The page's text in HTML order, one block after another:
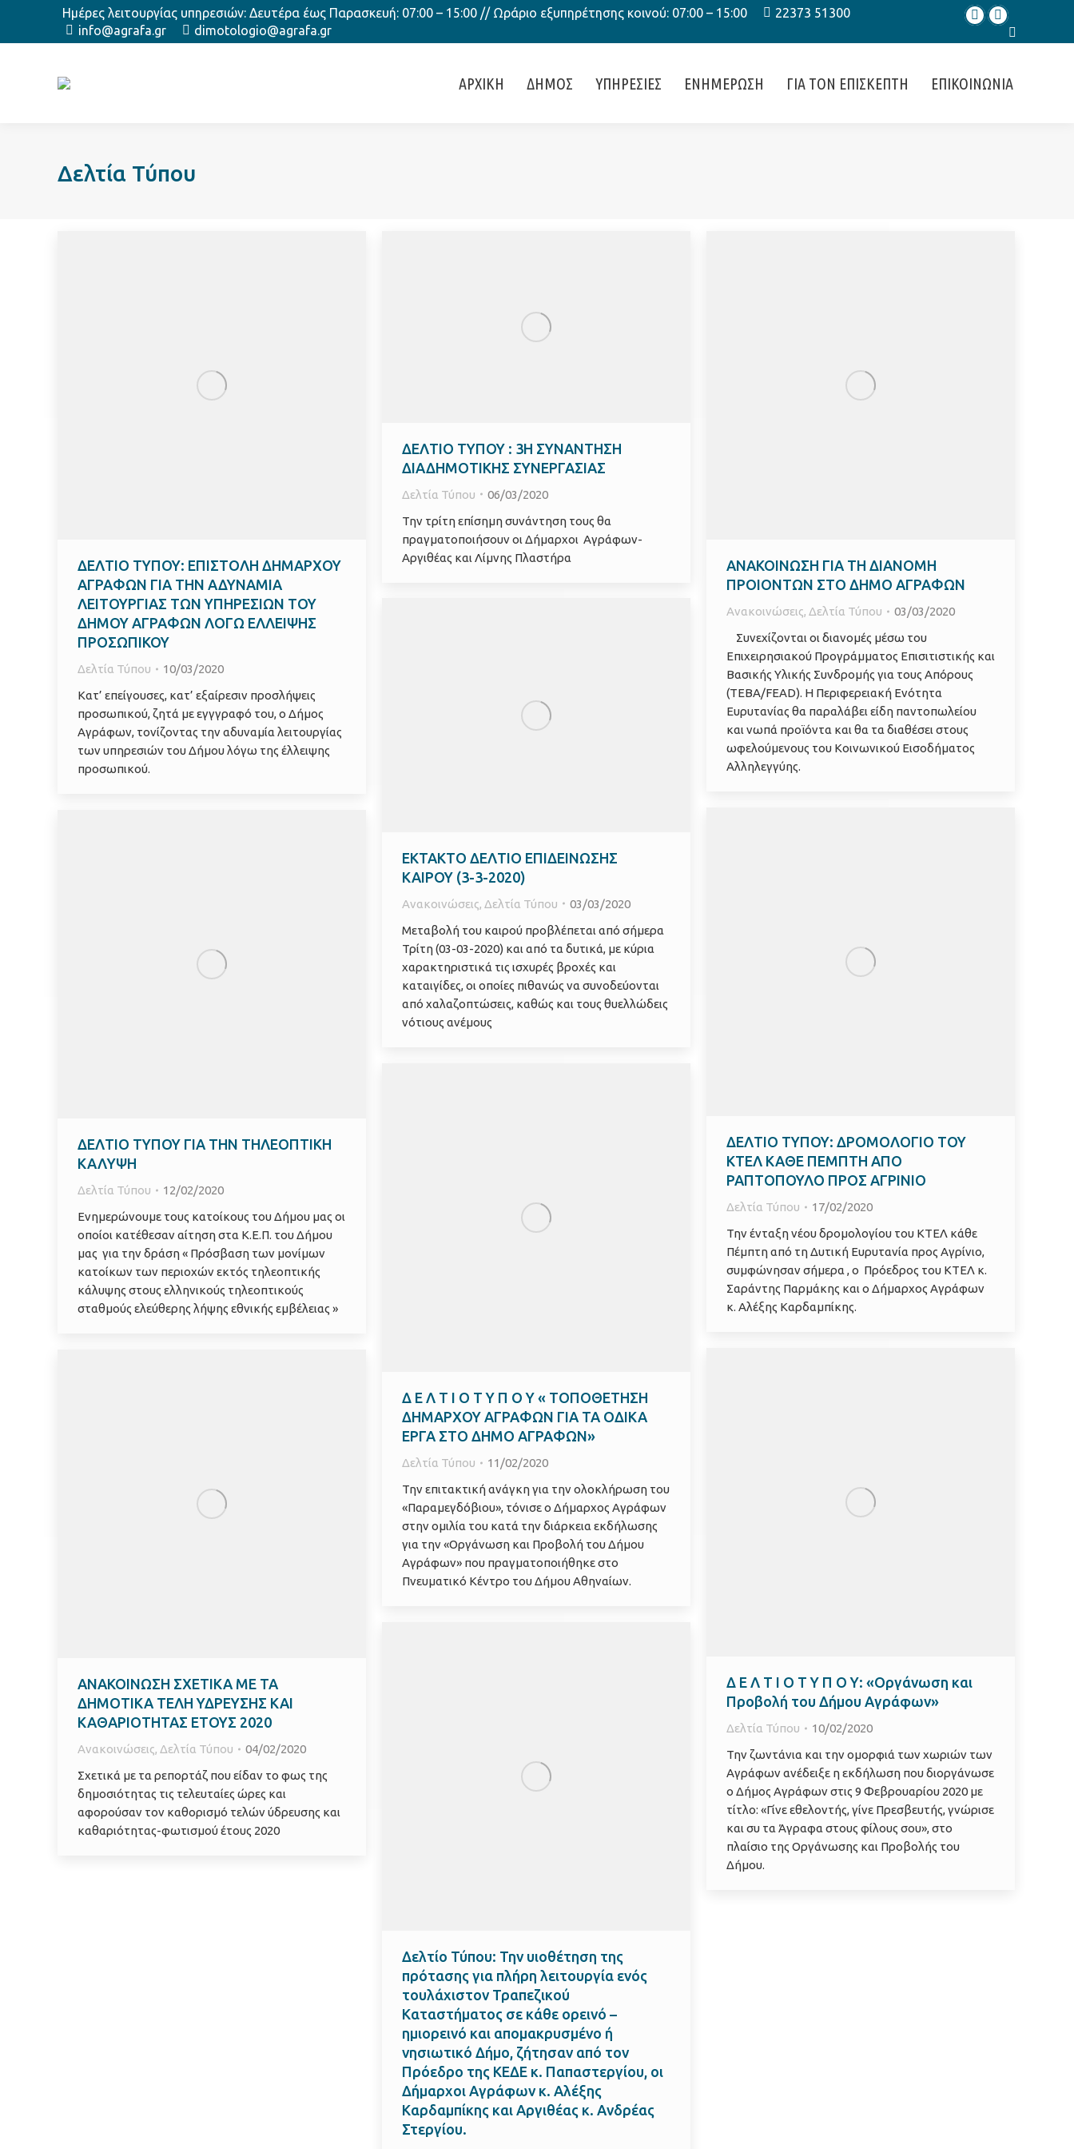
Ημέρες λειτουργίας υπηρεσιών: Δευτέρα έως Παρασκευή: 07:00 – 15:00 // Ωράριο εξυπηρέτησης κοινού: 07:00 – 15:00
22373 51300
info@agrafa.gr
dimotologio@agrafa.gr FacebookInstagram
Search:
ΑΡΧΙΚΗ ΔΗΜΟΣ ΥΠΗΡΕΣΙΕΣ ΕΝΗΜΕΡΩΣΗ ΓΙΑ ΤΟΝ ΕΠΙΣΚΕΠΤΗ ΕΠΙΚΟΙΝΩΝΙΑ
Δελτία Τύπου
ΔΕΛΤΙΟ ΤΥΠΟΥ: ΕΠΙΣΤΟΛΗ ΔΗΜΑΡΧΟΥ
ΑΓΡΑΦΩΝ ΓΙΑ ΤΗΝ ΑΔΥΝΑΜΙΑ
ΛΕΙΤΟΥΡΓΙΑΣ ΤΩΝ ΥΠΗΡΕΣΙΩΝ ΤΟΥ
ΔΗΜΟΥ ΑΓΡΑΦΩΝ ΛΟΓΩ ΕΛΛΕΙΨΗΣ
ΠΡΟΣΩΠΙΚΟΥ
Δελτία Τύπου
10/03/2020
Κατ’ επείγουσες, κατ’ εξαίρεσιν προσλήψεις
προσωπικού, ζητά με εγγγραφό του, ο Δήμος
Αγράφων, τονίζοντας την αδυναμία λειτουργίας
των υπηρεσιών του Δήμου λόγω της έλλειψης
προσωπικού.
ΔΕΛΤΙΟ ΤΥΠΟΥ : 3Η ΣΥΝΑΝΤΗΣΗ
ΔΙΑΔΗΜΟΤΙΚΗΣ ΣΥΝΕΡΓΑΣΙΑΣ
Δελτία Τύπου
06/03/2020
Την τρίτη επίσημη συνάντηση τους θα
πραγματοποιήσουν οι Δήμαρχοι Αγράφων-
Αργιθέας και Λίμνης Πλαστήρα
ΑΝΑΚΟΙΝΩΣΗ ΓΙΑ ΤΗ ΔΙΑΝΟΜΗ
ΠΡΟΙΟΝΤΩΝ ΣΤΟ ΔΗΜΟ ΑΓΡΑΦΩΝ
Ανακοινώσεις, Δελτία Τύπου
03/03/2020
Συνεχίζονται οι διανομές μέσω του
Επιχειρησιακού Προγράμματος Επισιτιστικής και
Βασικής Υλικής Συνδρομής για τους Απόρους
(ΤΕΒΑ/FEAD). Η Περιφερειακή Ενότητα
Ευρυτανίας θα παραλάβει είδη παντοπωλείου
και νωπά προϊόντα και θα τα διαθέσει στους
ωφελούμενους του Κοινωνικού Εισοδήματος
Αλληλεγγύης.
ΕΚΤΑΚΤΟ ΔΕΛΤΙΟ ΕΠΙΔΕΙΝΩΣΗΣ
ΚΑΙΡΟΥ (3-3-2020)
Ανακοινώσεις, Δελτία Τύπου
03/03/2020
Μεταβολή του καιρού προβλέπεται από σήμερα
Τρίτη (03-03-2020) και από τα δυτικά, με κύρια
χαρακτηριστικά τις ισχυρές βροχές και
καταιγίδες, οι οποίες πιθανώς να συνοδεύονται
από χαλαζοπτώσεις, καθώς και τους θυελλώδεις
νότιους ανέμους
ΔΕΛΤΙΟ ΤΥΠΟΥ: ΔΡΟΜΟΛΟΓΙΟ ΤΟΥ
ΚΤΕΛ ΚΑΘΕ ΠΕΜΠΤΗ ΑΠΟ
ΡΑΠΤΟΠΟΥΛΟ ΠΡΟΣ ΑΓΡΙΝΙΟ
Δελτία Τύπου
17/02/2020
Την ένταξη νέου δρομολογίου του ΚΤΕΛ κάθε
Πέμπτη από τη Δυτική Ευρυτανία προς Αγρίνιο,
συμφώνησαν σήμερα , ο Πρόεδρος του ΚΤΕΛ κ.
Σαράντης Παρμάκης και ο Δήμαρχος Αγράφων
κ. Αλέξης Καρδαμπίκης.
ΔΕΛΤΙΟ ΤΥΠΟΥ ΓΙΑ ΤΗΝ ΤΗΛΕΟΠΤΙΚΗ
ΚΑΛΥΨΗ
Δελτία Τύπου
12/02/2020
Ενημερώνουμε τους κατοίκους του Δήμου μας οι
οποίοι κατέθεσαν αίτηση στα Κ.Ε.Π. του Δήμου
μας για την δράση « Πρόσβαση των μονίμων
κατοίκων των περιοχών εκτός τηλεοπτικής
κάλυψης στους ελληνικούς τηλεοπτικούς
σταθμούς ελεύθερης λήψης εθνικής εμβέλειας »
Δ Ε Λ Τ Ι Ο Τ Υ Π Ο Υ « ΤΟΠΟΘΕΤΗΣΗ
ΔΗΜΑΡΧΟΥ ΑΓΡΑΦΩΝ ΓΙΑ ΤΑ ΟΔΙΚΑ
ΕΡΓΑ ΣΤΟ ΔΗΜΟ ΑΓΡΑΦΩΝ»
Δελτία Τύπου
11/02/2020
Την επιτακτική ανάγκη για την ολοκλήρωση του
«Παραμεγδόβιου», τόνισε ο Δήμαρχος Αγράφων
στην ομιλία του κατά την διάρκεια εκδήλωσης
για την «Οργάνωση και Προβολή του Δήμου
Αγράφων» που πραγματοποιήθηκε στο
Πνευματικό Κέντρο του Δήμου Αθηναίων.
Δ Ε Λ Τ Ι Ο Τ Υ Π Ο Υ: «Οργάνωση και
Προβολή του Δήμου Αγράφων»
Δελτία Τύπου
10/02/2020
Την ζωντάνια και την ομορφιά των χωριών των
Αγράφων ανέδειξε η εκδήλωση που διοργάνωσε
ο Δήμος Αγράφων στις 9 Φεβρουαρίου 2020 με
τίτλο: «Γίνε εθελοντής, γίνε Πρεσβευτής, γνώρισε
και συ τα Άγραφα στους φίλους σου», στο
πλαίσιο της Οργάνωσης και Προβολής του
Δήμου.
ΑΝΑΚΟΙΝΩΣΗ ΣΧΕΤΙΚΑ ΜΕ ΤΑ
ΔΗΜΟΤΙΚΑ ΤΕΛΗ ΥΔΡΕΥΣΗΣ ΚΑΙ
ΚΑΘΑΡΙΟΤΗΤΑΣ ΕΤΟΥΣ 2020
Ανακοινώσεις, Δελτία Τύπου
04/02/2020
Σχετικά με τα ρεπορτάζ που είδαν το φως της
δημοσιότητας τις τελευταίες ώρες και
αφορούσαν τον καθορισμό τελών ύδρευσης και
καθαριότητας-φωτισμού έτους 2020
Δελτίο Τύπου: Την υιοθέτηση της
πρότασης για πλήρη λειτουργία ενός
τουλάχιστον Τραπεζικού
Καταστήματος σε κάθε ορεινό –
ημιορεινό και απομακρυσμένο ή
νησιωτικό Δήμο, ζήτησαν από τον
Πρόεδρο της ΚΕΔΕ κ. Παπαστεργίου, οι
Δήμαρχοι Αγράφων κ. Αλέξης
Καρδαμπίκης και Αργιθέας κ. Ανδρέας
Στεργίου.